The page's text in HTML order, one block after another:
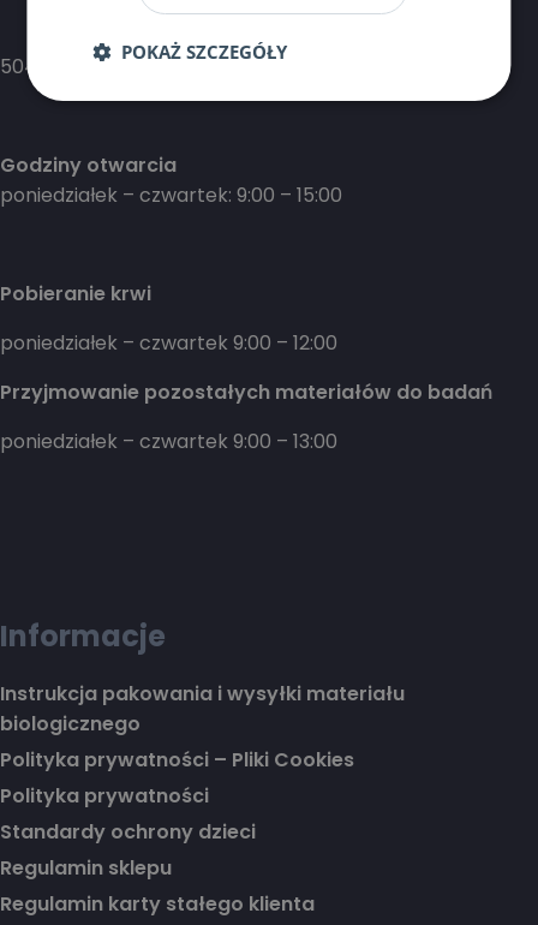
504 421 420
Godziny otwarcia
poniedziałek – czwartek: 9:00 – 15:00
Pobieranie krwi
poniedziałek – czwartek 9:00 – 12:00
Przyjmowanie pozostałych materiałów do badań
poniedziałek – czwartek 9:00 – 13:00
Informacje
Instrukcja pakowania i wysyłki materiału
biologicznego
Polityka prywatności – Pliki Cookies
Polityka prywatności
Standardy ochrony dzieci
Regulamin sklepu
Regulamin karty stałego klienta
POKAŻ SZCZEGÓŁY